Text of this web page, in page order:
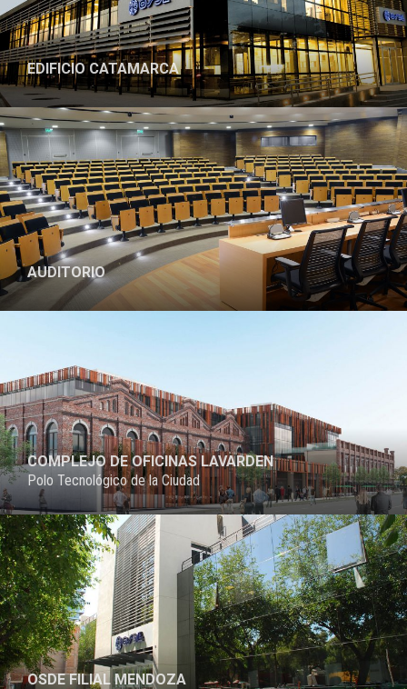
EDIFICIO CATAMARCA
PROYECTO
AUDITORIO
PROYECTO
COMPLEJO DE OFICINAS LAVARDEN
Polo Tecnológico de la Ciudad
PROYECTO
OSDE FILIAL MENDOZA